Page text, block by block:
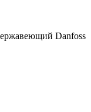
Danfoss